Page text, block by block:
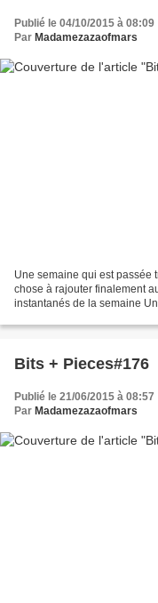
Publié le 04/10/2015 à 08:09
Par Madamezazaofmars
Une semaine qui est passée
chose à rajouter finalement
instantanés de la semaine
Bits + Pieces#176
Publié le 21/06/2015 à 08:57
Par Madamezazaofmars